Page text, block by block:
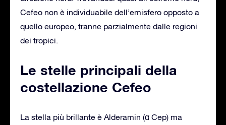
Cefeo non è individuabile dell’emisfero opposto a
quello europeo, tranne parzialmente dalle regioni
dei tropici.
Le stelle principali della
costellazione Cefeo
La stella più brillante è Alderamin (α Cep) ma